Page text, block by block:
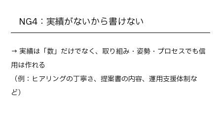
NG4：実績がないから書けない
→ 実績は「数」だけでなく、取り組み・姿勢・プロセスでも信
用は作れる
（例：ヒアリングの丁寧さ、提案書の内容、運用支援体制な
ど）